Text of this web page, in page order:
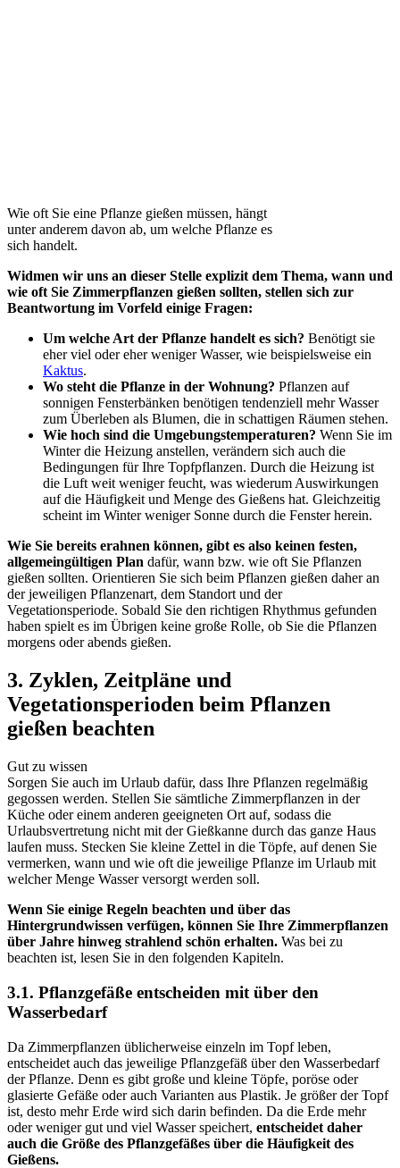
Wie oft Sie eine Pflanze gießen müssen, hängt
unter anderem davon ab, um welche Pflanze es
sich handelt.
Widmen wir uns an dieser Stelle explizit dem Thema, wann und
wie oft Sie Zimmerpflanzen gießen sollten, stellen sich zur
Beantwortung im Vorfeld einige Fragen:
Um welche Art der Pflanze handelt es sich? Benötigt sie
eher viel oder eher weniger Wasser, wie beispielsweise ein
Kaktus.
Wo steht die Pflanze in der Wohnung? Pflanzen auf
sonnigen Fensterbänken benötigen tendenziell mehr Wasser
zum Überleben als Blumen, die in schattigen Räumen stehen.
Wie hoch sind die Umgebungstemperaturen? Wenn Sie im
Winter die Heizung anstellen, verändern sich auch die
Bedingungen für Ihre Topfpflanzen. Durch die Heizung ist
die Luft weit weniger feucht, was wiederum Auswirkungen
auf die Häufigkeit und Menge des Gießens hat. Gleichzeitig
scheint im Winter weniger Sonne durch die Fenster herein.
Wie Sie bereits erahnen können, gibt es also keinen festen,
allgemeingültigen Plan dafür, wann bzw. wie oft Sie Pflanzen
gießen sollten. Orientieren Sie sich beim Pflanzen gießen daher an
der jeweiligen Pflanzenart, dem Standort und der
Vegetationsperiode. Sobald Sie den richtigen Rhythmus gefunden
haben spielt es im Übrigen keine große Rolle, ob Sie die Pflanzen
morgens oder abends gießen.
3. Zyklen, Zeitpläne und
Vegetationsperioden beim Pflanzen
gießen beachten
Gut zu wissen
Sorgen Sie auch im Urlaub dafür, dass Ihre Pflanzen regelmäßig
gegossen werden. Stellen Sie sämtliche Zimmerpflanzen in der
Küche oder einem anderen geeigneten Ort auf, sodass die
Urlaubsvertretung nicht mit der Gießkanne durch das ganze Haus
laufen muss. Stecken Sie kleine Zettel in die Töpfe, auf denen Sie
vermerken, wann und wie oft die jeweilige Pflanze im Urlaub mit
welcher Menge Wasser versorgt werden soll.
Wenn Sie einige Regeln beachten und über das
Hintergrundwissen verfügen, können Sie Ihre Zimmerpflanzen
über Jahre hinweg strahlend schön erhalten. Was bei zu
beachten ist, lesen Sie in den folgenden Kapiteln.
3.1. Pflanzgefäße entscheiden mit über den
Wasserbedarf
Da Zimmerpflanzen üblicherweise einzeln im Topf leben,
entscheidet auch das jeweilige Pflanzgefäß über den Wasserbedarf
der Pflanze. Denn es gibt große und kleine Töpfe, poröse oder
glasierte Gefäße oder auch Varianten aus Plastik. Je größer der Topf
ist, desto mehr Erde wird sich darin befinden. Da die Erde mehr
oder weniger gut und viel Wasser speichert, entscheidet daher
auch die Größe des Pflanzgefäßes über die Häufigkeit des
Gießens.